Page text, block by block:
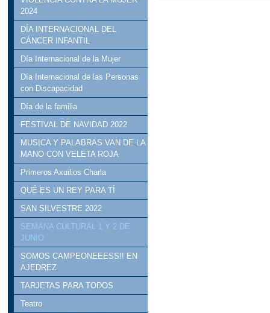
2024
DÍA INTERNACIONAL DEL
CÁNCER INFANTIL
Día Internacional de la Mujer
Día Internacional de las Personas
con Discapacidad
Día de la familia
FESTIVAL DE NAVIDAD 2022
MUSICA Y PALABRAS VAN DE LA
MANO CON VELETA ROJA
Primeros Axuilios Charla
QUÉ ES UN REY PARA TÍ
SAN SILVESTRE 2022
SEMANA CULTURAL 1 Y 2 DE
JUNIO
SOMOS CAMPEONEEESS!! EN
AJEDREZ
TARJETAS PARA TODOS
Teatro